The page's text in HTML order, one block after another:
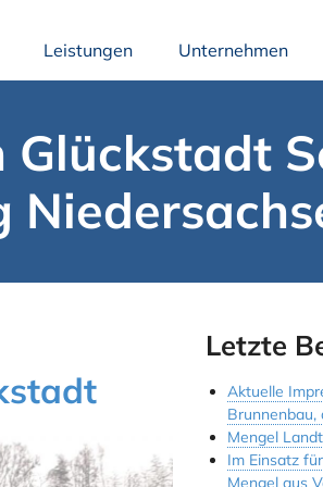
Leistungen Unternehmen
Glückstadt
Letzte
Aktuelle
Mengel
Im Einsatz
Mengel aus